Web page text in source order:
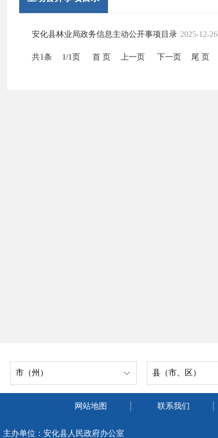
安化县林业局政务信息主动公开事项目录 2025-12-26
共1条 1/1页 首 页 上一页 下一页 尾 页
市（州） 县（市、区）
网站地图 联系我们
主办单位：安化县人民政府办公室